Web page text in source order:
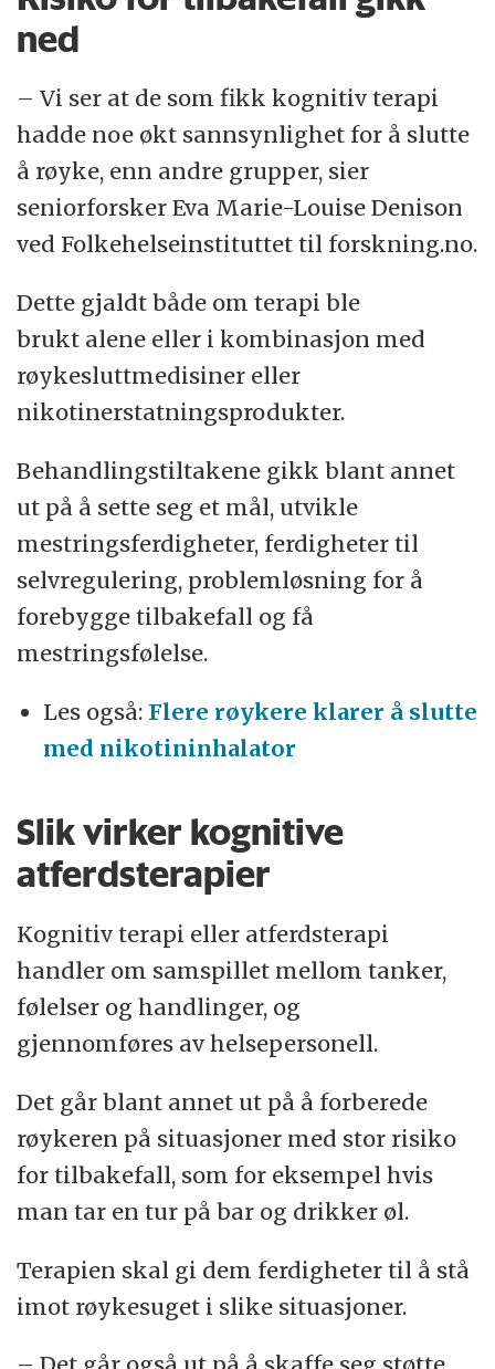
ned
– Vi ser at de som fikk kognitiv terapi
hadde noe økt sannsynlighet for å slutte
å røyke, enn andre grupper, sier
seniorforsker Eva Marie-Louise Denison
ved Folkehelseinstituttet til forskning.no.
Dette gjaldt både om terapi ble
brukt alene eller i kombinasjon med
røykesluttmedisiner eller
nikotinerstatningsprodukter.
Behandlingstiltakene gikk blant annet
ut på å sette seg et mål, utvikle
mestringsferdigheter, ferdigheter til
selvregulering, problemløsning for å
forebygge tilbakefall og få
mestringsfølelse.
Les også:Flere røykere klarer å slutte
med nikotininhalator
Slik virker kognitive
atferdsterapier
Kognitiv terapi eller atferdsterapi
handler om samspillet mellom tanker,
følelser og handlinger, og
gjennomføres av helsepersonell.
Det går blant annet ut på å forberede
røykeren på situasjoner med stor risiko
for tilbakefall, som for eksempel hvis
man tar en tur på bar og drikker øl.
Terapien skal gi dem ferdigheter til å stå
imot røykesuget i slike situasjoner.